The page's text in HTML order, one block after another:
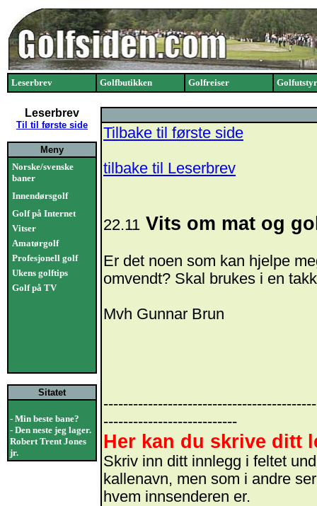
Leserbrev Golfbutikken Golfreiser Golfutstyr
Leserbrev
Til til første side
Meny
Norske/svenske
baner
Innendørsgolf
Golf på Internet
Vitser
Amatørgolf
Profesjonell golf
Ukens golftips
Golf på TV
Sitatet
- Min beste bane?
- Den neste jeg lager.
Robert Trent Jones
jr.
Tilbake til første side
tilbake til Leserbrev
22.11 Vits om mat og
Er det noen som kan hjelpe
omvendt? Skal brukes i en
Mvh Gunnar Brun
---------------------------
Her kan du skrive ditt
Skriv inn ditt innlegg i feltet
kallenavn, men som i andre
hvem innsenderen er.